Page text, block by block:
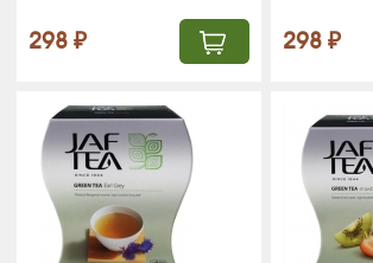
298 ₽ 298 ₽